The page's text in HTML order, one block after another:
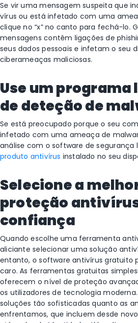
Se vir uma mensagem suspeita que
vírus ou está infetado com uma
clique no “x” no canto para fechá-lo.
mensagens contêm ligações de
seus dados pessoais e infetam o seu
ciberameaças maliciosas.
Use um
de deteção de
Se está preocupado porque o seu
infetado com uma ameaça de
análise com o software de segurança
produto antivírus instalado no seu
Selecione a
proteção
confiança
Quando escolhe uma ferramenta
aliciante selecionar uma solução
entanto, o software antivírus gratuito
caro. As ferramentas gratuitas
oferecem o nível de proteção
os utilizadores de tecnologia
soluções tão sofisticadas quanto as
enfrentamos, que incluem desde